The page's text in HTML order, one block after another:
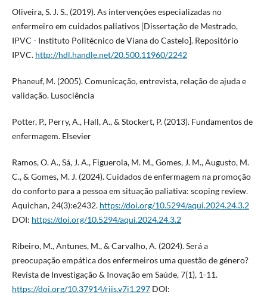
Oliveira, S. J. S., (2019). As intervenções especializadas no
enfermeiro em cuidados paliativos [Dissertação de Mestrado,
IPVC - Instituto Politécnico de Viana do Castelo]. Repositório
IPVC. http://hdl.handle.net/20.500.11960/2242
Phaneuf, M. (2005). Comunicação, entrevista, relação de ajuda e
validação. Lusociência
Potter, P., Perry, A., Hall, A., & Stockert, P. (2013). Fundamentos de
enfermagem. Elsevier
Ramos, O. A., Sá, J. A., Figuerola, M. M., Gomes, J. M., Augusto, M.
C., & Gomes, M. J. (2024). Cuidados de enfermagem na promoção
do conforto para a pessoa em situação paliativa: scoping review.
Aquichan, 24(3):e2432. https://doi.org/10.5294/aqui.2024.24.3.2
DOI: https://doi.org/10.5294/aqui.2024.24.3.2
Ribeiro, M., Antunes, M., & Carvalho, A. (2024). Será a
preocupação empática dos enfermeiros uma questão de género?
Revista de Investigação & Inovação em Saúde, 7(1), 1-11.
https://doi.org/10.37914/riis.v7i1.297DOI: